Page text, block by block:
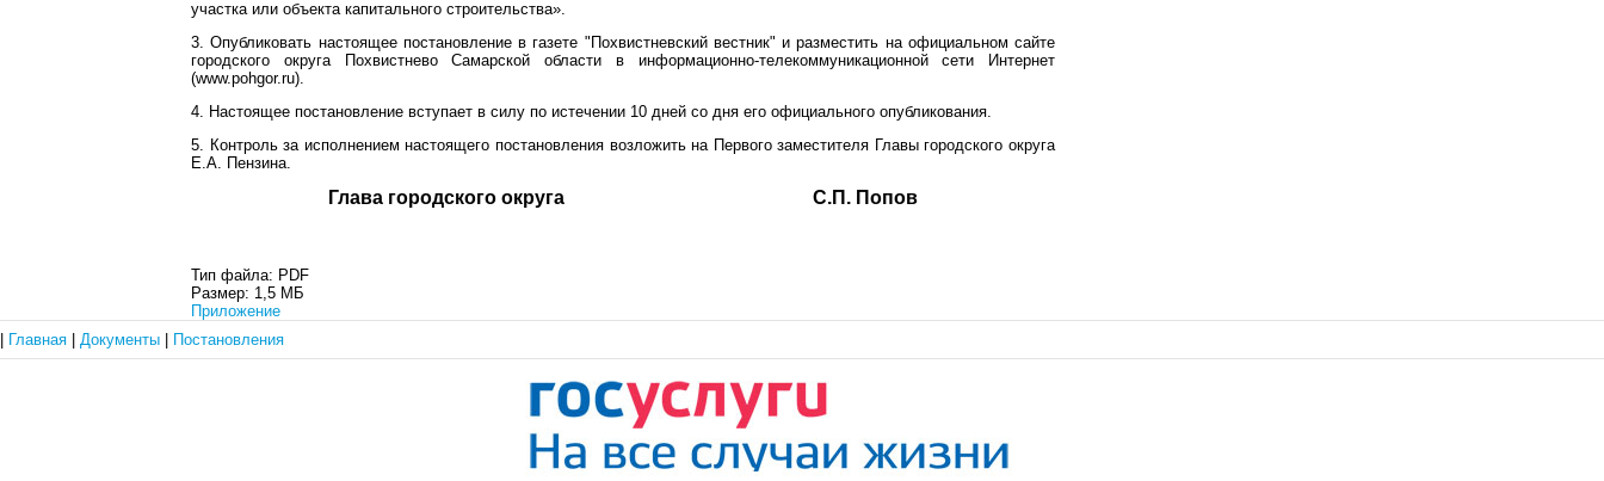
участка или объекта капитального строительства».
3. Опубликовать настоящее постановление в газете "Похвистневский вестник" и разместить на официальном сайте
городского округа Похвистнево Самарской области в информационно-телекоммуникационной сети Интернет
(www.pohgor.ru).
4. Настоящее постановление вступает в силу по истечении 10 дней со дня его официального опубликования.
5. Контроль за исполнением настоящего постановления возложить на Первого заместителя Главы городского округа
Е.А. Пензина.
Глава городского округа С.П. Попов
Тип файла: PDF
Размер: 1,5 МБ
Приложение
Главная Документы Постановления